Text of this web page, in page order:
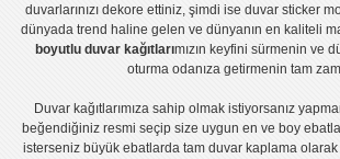
duvarlarınızı dekore ettiniz, şimdi iseduvar sticker
dünyada trend haline gelen ve dünyanın en kaliteli
boyutlu duvar kağıtlarımızın keyfini sürmenin ve
oturma odanıza getirmenin tam
Duvar kağıtlarımıza sahip olmak istiyorsanız
beğendiğiniz resmi seçip size uygun en ve boy
isterseniz büyük ebatlarda tam duvar kaplamaolarak